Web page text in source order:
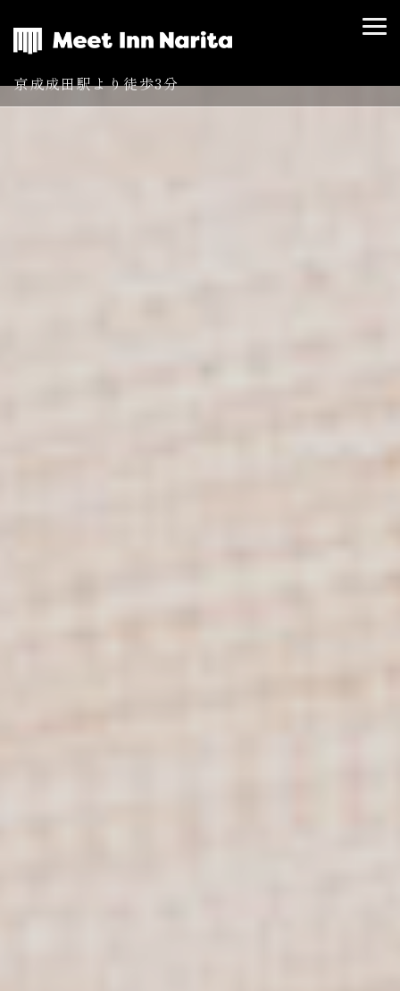
京成成田駅より徒歩3分